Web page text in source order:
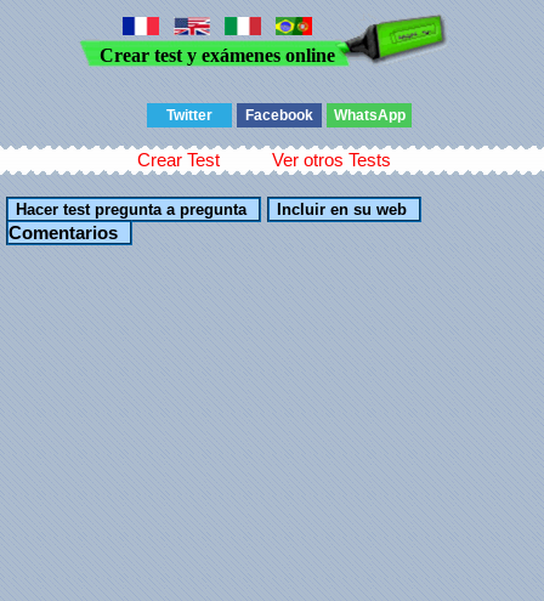
Crear test y exámenes online
Twitter Facebook WhatsApp
Crear Test Ver otros Tests
Comentarios